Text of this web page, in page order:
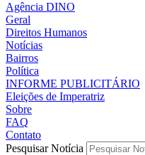
Agência DINO
Geral
Direitos Humanos
Notícias
Bairros
Política
INFORME PUBLICITÁRIO
Eleições de Imperatriz
Sobre
FAQ
Contato
Pesquisar Notícia